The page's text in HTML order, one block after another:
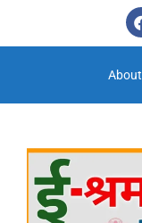
About